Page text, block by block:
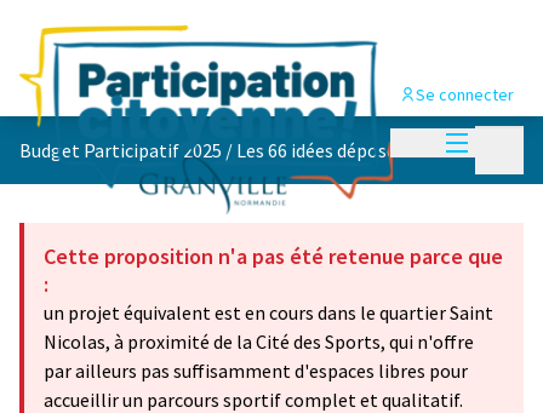
Menu
Se connecter
Budget Participatif 2025 / Les 66 idées déposées 💡
Cette proposition n'a pas été retenue parce que
:
un projet équivalent est en cours dans le quartier Saint
Nicolas, à proximité de la Cité des Sports, qui n'offre
par ailleurs pas suffisamment d'espaces libres pour
accueillir un parcours sportif complet et qualitatif.